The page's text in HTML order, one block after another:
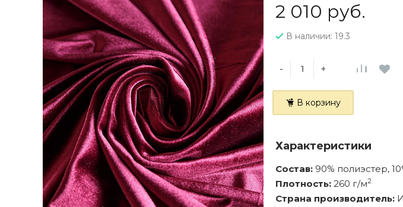
2 010 руб.
В наличии: 19.3
- +
В корзину
Характеристики
Состав: 90% полиэстер,
Плотность: 260 г/м2
Страна производитель: